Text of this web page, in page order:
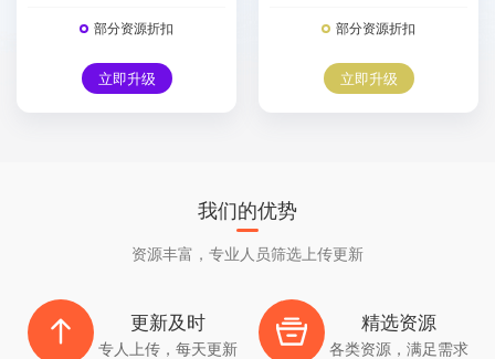
部分资源折扣
立即升级
部分资源折扣
立即升级
我们的优势
资源丰富，专业人员筛选上传更新
更新及时
专人上传，每天更新
精选资源
各类资源，满足需求